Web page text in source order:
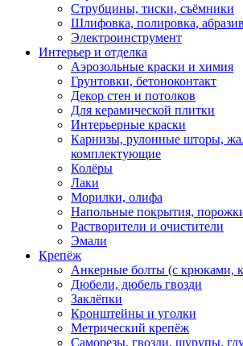
Струбцины, тиски, съёмники
Шлифовка, полировка, абразив
Электроинструмент
Интерьер и отделка
Аэрозольные краски и химия
Грунтовки, бетоноконтакт
Декор стен и потолков
Для керамической плитки
Интерьерные краски
Карнизы, рулонные шторы,
комплектующие
Колёры
Лаки
Морилки, олифа
Напольные покрытия,
Растворители и очистители
Эмали
Крепёж
Анкерные болты (с крюками,
Дюбели, дюбель гвозди
Заклёпки
Кронштейны и уголки
Метрический крепёж
Саморезы, гвозди, шурупы,